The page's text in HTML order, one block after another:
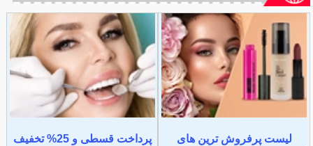
لیست پرفروش ترین های
پرداخت قسطی و 25% تخفیف